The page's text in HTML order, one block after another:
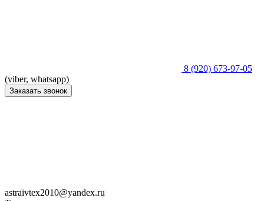
8 (920) 673-97-05
(viber, whatsapp)
Заказать звонок
astraivtex2010@yandex.ru